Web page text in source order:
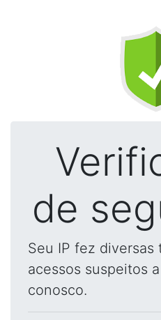
de
Seu IP fez diversas
acessos suspeitos
conosco.